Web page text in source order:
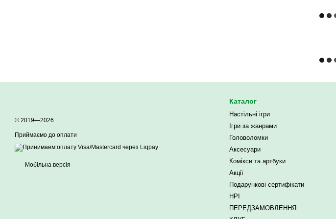
© 2019—2026
Приймаємо до оплати
Мобільна версія
Каталог
Настільні ігри
Ігри за жанрами
Головоломки
Аксесуари
Комікси та артбуки
Акції
Подарункові сертифікати
НРІ
ПЕРЕДЗАМОВЛЕННЯ